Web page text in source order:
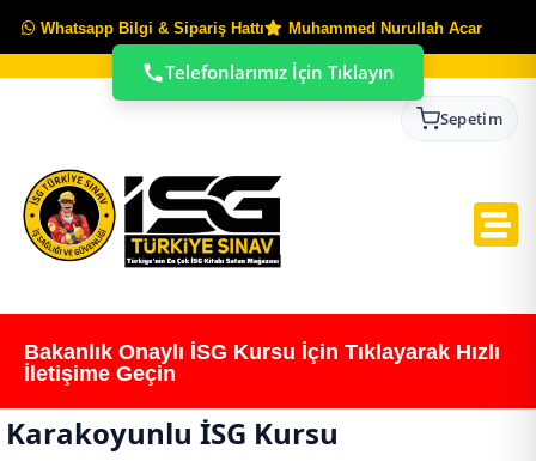
Whatsapp Bilgi & Sipariş Hattı Muhammed Nurullah Acar
Sepetim
Bakanlık Onaylı İSG Kursu İçin Tıklayarak Hızlı
İletişime Geçin
Karakoyunlu İSG Kursu
Telefonlarımız İçin Tıklayın